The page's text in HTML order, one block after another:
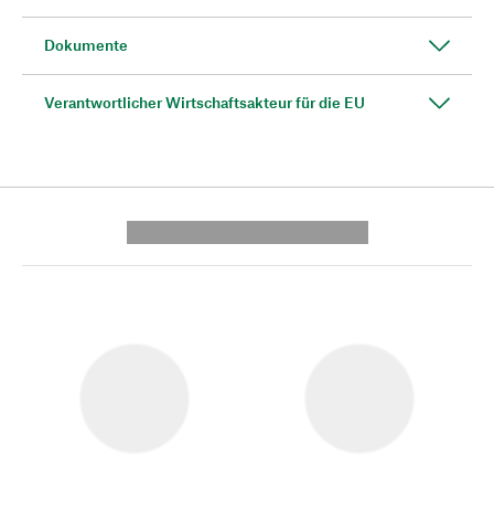
Dokumente
Verantwortlicher Wirtschaftsakteur für die EU